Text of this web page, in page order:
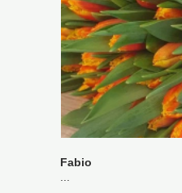
Fabio